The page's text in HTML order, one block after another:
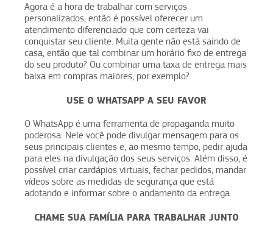
Agora é a hora de trabalhar com serviços
personalizados, então é possível oferecer um
atendimento diferenciado que com certeza vai
conquistar seu cliente. Muita gente não está saindo de
casa, então que tal combinar um horário fixo de entrega
do seu produto? Ou combinar uma taxa de entrega mais
baixa em compras maiores, por exemplo?
USE O WHATSAPP A SEU FAVOR
O WhatsApp é uma ferramenta de propaganda muito
poderosa. Nele você pode divulgar mensagem para os
seus principais clientes e, ao mesmo tempo, pedir ajuda
para eles na divulgação dos seus serviços. Além disso, é
possível criar cardápios virtuais, fechar pedidos, mandar
vídeos sobre as medidas de segurança que está
adotando e informar sobre o andamento da entrega.
CHAME SUA FAMÍLIA PARA TRABALHAR JUNTO